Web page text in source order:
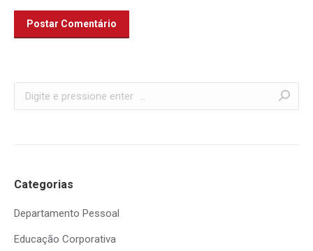
Postar Comentário
Search:
Categorias
Departamento Pessoal
Educação Corporativa